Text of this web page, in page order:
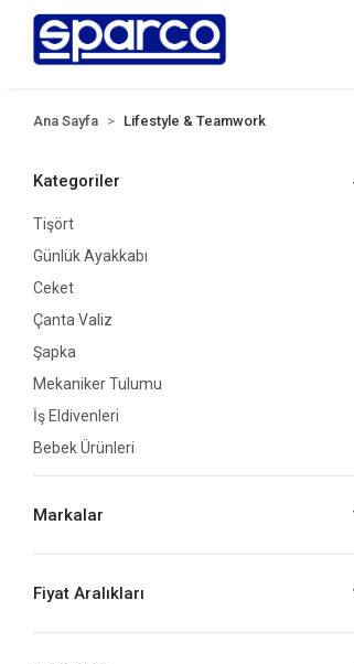
Ana Sayfa Lifestyle & Teamwork
Kategoriler
Tişört
Günlük Ayakkabı
Ceket
Çanta Valiz
Şapka
Mekaniker Tulumu
İş Eldivenleri
Bebek Ürünleri
Markalar
Fiyat Aralıkları